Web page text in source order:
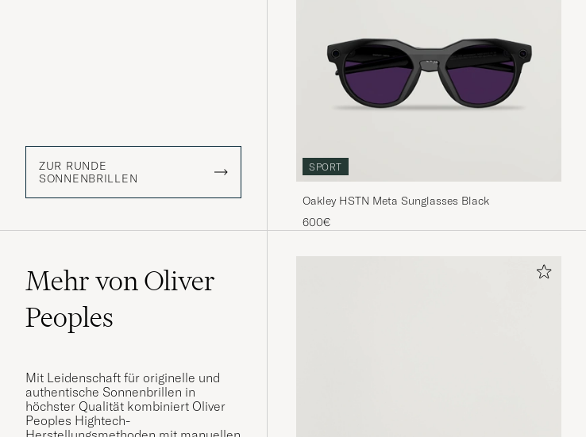
ZUR RUNDE
SONNENBRILLEN
SPORT
Oakley HSTN Meta Sunglasses Black
600€
Mehr von Oliver
Peoples
Mit Leidenschaft für originelle und
authentische Sonnenbrillen in
höchster Qualität kombiniert Oliver
Peoples Hightech-